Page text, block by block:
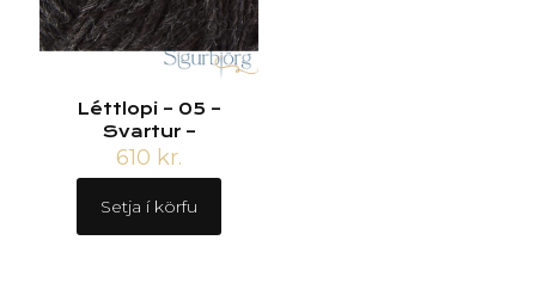
Léttlopi – 05 –
Svartur –
610 kr.
Setja í körfu